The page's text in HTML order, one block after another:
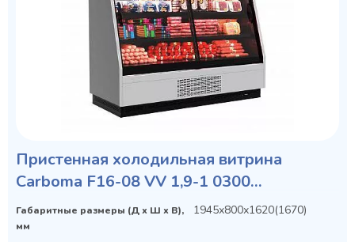
Пристенная холодильная витрина
Carboma F16-08 VV 1,9-1 0300
STANDARD фронт X1
Габаритные размеры (Д х Ш х В),
мм
1945х800х1620(1670)